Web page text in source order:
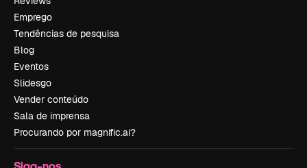
Emprego
Tendências de pesquisa
Blog
Eventos
Slidesgo
Vender conteúdo
Sala de imprensa
Procurando por magnific.ai?